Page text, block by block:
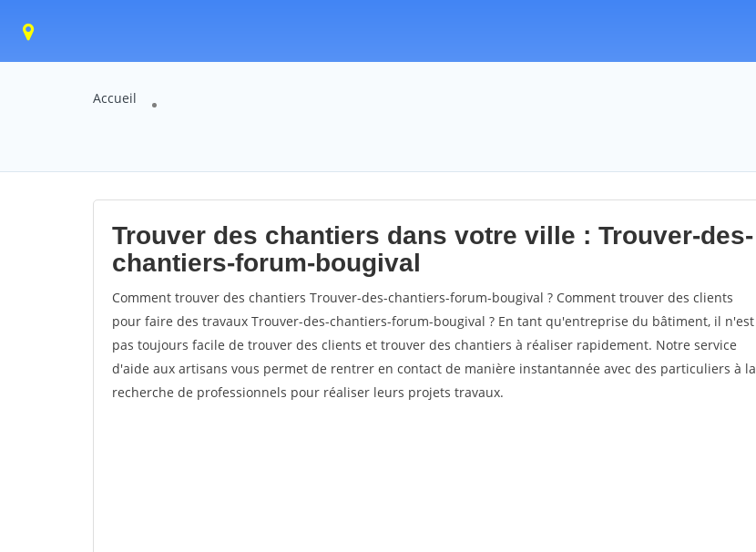
Accueil
Trouver des chantiers dans votre ville : Trouver-des-
chantiers-forum-bougival
Comment trouver des chantiers Trouver-des-chantiers-forum-bougival ? Comment trouver des clients
pour faire des travaux Trouver-des-chantiers-forum-bougival ? En tant qu'entreprise du bâtiment, il n'est
pas toujours facile de trouver des clients et trouver des chantiers à réaliser rapidement. Notre service
d'aide aux artisans vous permet de rentrer en contact de manière instantannée avec des particuliers à la
recherche de professionnels pour réaliser leurs projets travaux.